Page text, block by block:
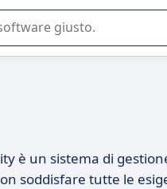
SaaS per la vostra
è un sistema di
soddisfare tutte le